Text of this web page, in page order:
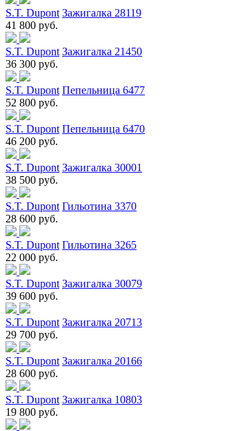
S.T. Dupont Зажигалка 28119
41 800 руб.
S.T. Dupont Зажигалка 21450
36 300 руб.
S.T. Dupont Пепельница 6477
52 800 руб.
S.T. Dupont Пепельница 6470
46 200 руб.
S.T. Dupont Зажигалка 30001
38 500 руб.
S.T. Dupont Гильотина 3370
28 600 руб.
S.T. Dupont Гильотина 3265
22 000 руб.
S.T. Dupont Зажигалка 30079
39 600 руб.
S.T. Dupont Зажигалка 20713
29 700 руб.
S.T. Dupont Зажигалка 20166
28 600 руб.
S.T. Dupont Зажигалка 10803
19 800 руб.